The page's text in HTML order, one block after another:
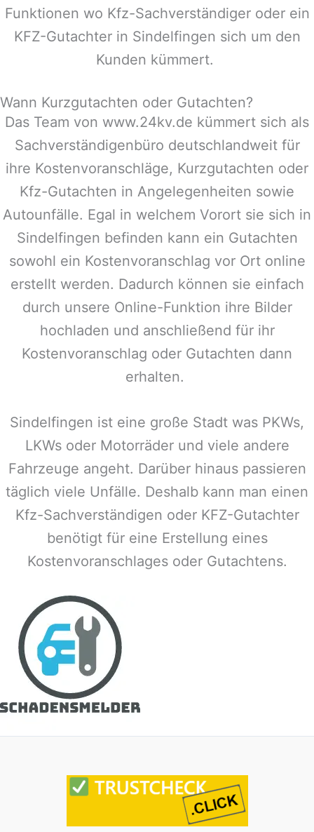
Funktionen wo Kfz-Sachverständiger oder ein
KFZ-Gutachter in Sindelfingen sich um den
Kunden kümmert.
Wann Kurzgutachten oder Gutachten?
Das Team von www.24kv.de kümmert sich als
Sachverständigenbüro deutschlandweit für
ihre Kostenvoranschläge, Kurzgutachten oder
Kfz-Gutachten in Angelegenheiten sowie
Autounfälle. Egal in welchem Vorort sie sich in
Sindelfingen befinden kann ein Gutachten
sowohl ein Kostenvoranschlag vor Ort online
erstellt werden. Dadurch können sie einfach
durch unsere Online-Funktion ihre Bilder
hochladen und anschließend für ihr
Kostenvoranschlag oder Gutachten dann
erhalten.
Sindelfingen ist eine große Stadt was PKWs,
LKWs oder Motorräder und viele andere
Fahrzeuge angeht. Darüber hinaus passieren
täglich viele Unfälle. Deshalb kann man einen
Kfz-Sachverständigen oder KFZ-Gutachter
benötigt für eine Erstellung eines
Kostenvoranschlages oder Gutachtens.